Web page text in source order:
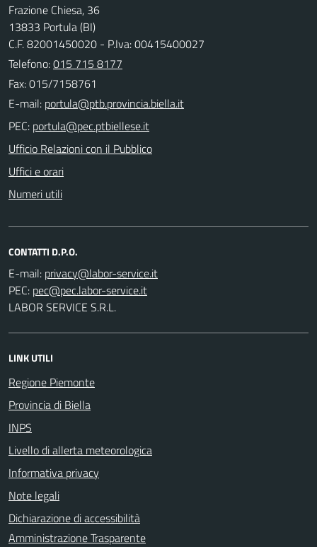
Frazione Chiesa, 36
13833 Portula (BI)
C.F. 82001450020 - P.Iva: 00415400027
Telefono:015 715 8177
Fax: 015/7158761
E-mail:
PEC:
Ufficio Relazioni con il Pubblico
Uffici e orari
Numeri utili
CONTATTI D.P.O.
E-mail:
PEC:
LABOR SERVICE S.R.L.
LINK UTILI
Regione Piemonte
Provincia di Biella
INPS
Livello di allerta meteorologica
Informativa privacy
Note legali
Dichiarazione di accessibilità
Amministrazione Trasparente